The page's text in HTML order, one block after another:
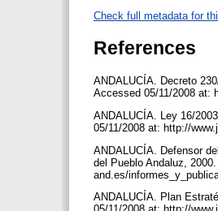
Check full metadata for
References
ANDALUCÍA. Decreto
Accessed 05/11/2008 at:
ANDALUCÍA. Ley 16/
05/11/2008 at: http://
ANDALUCÍA. Defensor
del Pueblo Andaluz,
and.es/
ANDALUCÍA. Plan